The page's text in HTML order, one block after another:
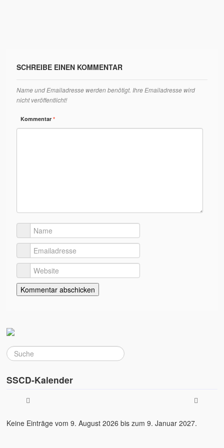
SCHREIBE EINEN KOMMENTAR
Name und Emailadresse werden benötigt. Ihre Emailadresse wird
nicht veröffentlicht!
Kommentar*
SSCD-Kalender
Keine Einträge vom 9. August 2026 bis zum 9. Januar 2027.